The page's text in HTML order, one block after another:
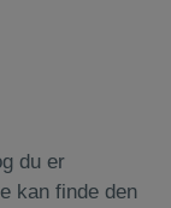
du er
kan finde den